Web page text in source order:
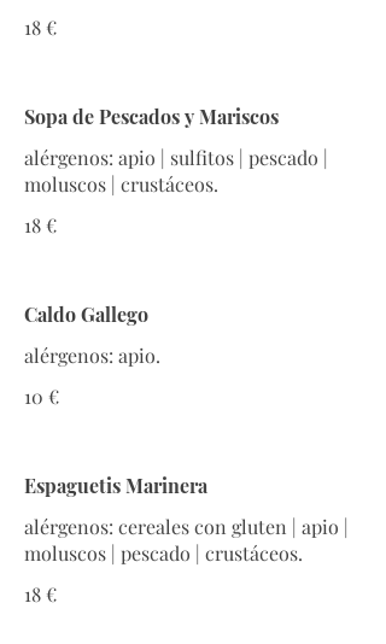
18 €
Sopa de Pescados y Mariscos
alérgenos: apio | sulfitos | pescado |
moluscos | crustáceos.
18 €
Caldo Gallego
alérgenos: apio.
10 €
Espaguetis Marinera
alérgenos: cereales con gluten | apio |
moluscos | pescado | crustáceos.
18 €